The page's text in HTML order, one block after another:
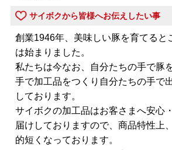
サイボクから皆様へお伝えしたい事
創業1946年、美味しい豚を育てると
は始まりました。
私たちは今なお、自分たちの手で豚
手で加工品をつくり自分たちの手で
しております。
サイボクの加工品はお客さまへ安心
届けしておりますので、商品特性上
的短くなっております。